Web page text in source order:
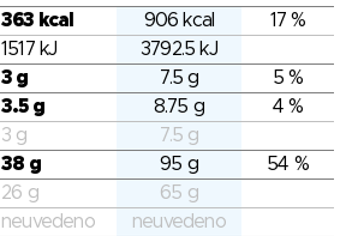
363 kcal 906 kcal
17 %
1517 kJ
3792.5 kJ
3 g 7.5 g
5 %
3.5 g 8.75 g
4 %
3 g
7.5 g
38 g 95 g
54 %
26 g
65 g
neuvedeno
neuvedeno